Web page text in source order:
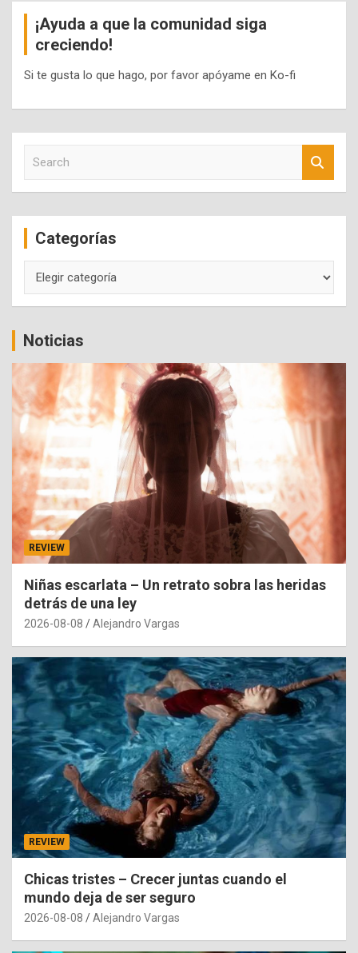
¡Ayuda a que la comunidad siga
creciendo!
Si te gusta lo que hago, por favor apóyame en Ko-fi
c
Categorías
Noticias
REVIEW
Niñas escarlata – Un retrato sobra las heridas
detrás de una ley
2026-08-08 Alejandro Vargas
REVIEW
Chicas tristes – Crecer juntas cuando el
mundo deja de ser seguro
2026-08-08 Alejandro Vargas